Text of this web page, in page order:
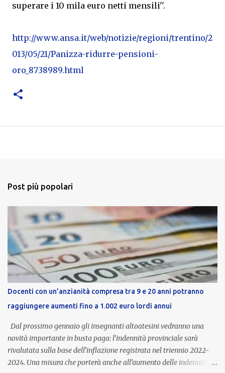
superare i 10 mila euro netti mensili''.
http://www.ansa.it/web/notizie/regioni/trentino/2
013/05/21/Panizza-ridurre-pensioni-
oro_8738989.html
Post più popolari
Docenti con un’anzianità compresa tra 9 e 20 anni potranno
raggiungere aumenti fino a 1.002 euro lordi annui
Dal prossimo gennaio gli insegnanti altoatesini vedranno una
novità importante in busta paga: l’indennità provinciale sarà
rivalutata sulla base dell’inflazione registrata nel triennio 2022-
2024. Una misura che porterà anche all’aumento delle indennità di